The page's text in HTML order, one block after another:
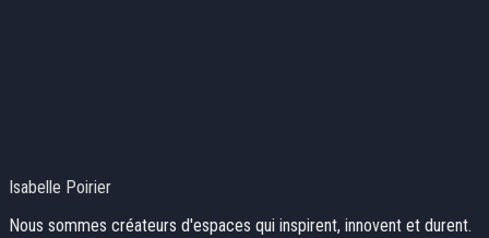
Isabelle Poirier
Nous sommes créateurs d'espaces qui inspirent, innovent et durent.